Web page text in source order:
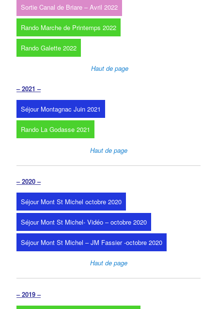
Sortie Canal de Briare – Avril 2022
Rando Marche de Printemps 2022
Rando Galette 2022
Haut de page
– 2021 –
Séjour Montagnac Juin 2021
Rando La Godasse 2021
Haut de page
– 2020 –
Séjour Mont St Michel octobre 2020
Séjour Mont St Michel- Vidéo – octobre 2020
Séjour Mont St Michel – JM Fassier -octobre 2020
Haut de page
– 2019 –